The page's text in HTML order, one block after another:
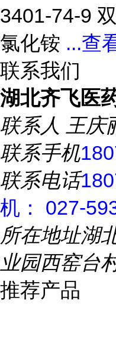
3401-74-9
氯化铵 ...查
联系我们
湖北齐飞医
联系人 王庆
联系手机
联系电话
机： 027-
所在地址湖
业园西窑台
推荐产品